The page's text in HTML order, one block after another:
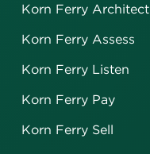
Korn Ferry Architect
Korn Ferry Assess
Korn Ferry Listen
Korn Ferry Pay
Korn Ferry Sell